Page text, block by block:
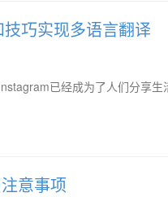
巧实现多语言翻译
已经成为了人们分享生
意事项